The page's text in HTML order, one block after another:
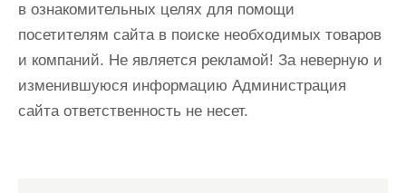
в ознакомительных целях для помощи
посетителям сайта в поиске необходимых товаров
и компаний. Не является рекламой! За неверную и
изменившуюся информацию Администрация
сайта ответственность не несет.